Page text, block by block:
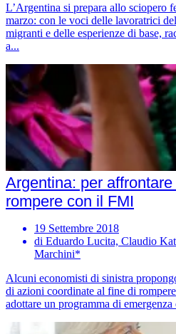
L’Argentina si prepara allo sciopero
marzo: con le voci delle lavoratrici
migranti e delle esperienze di base,
a...
Argentina: per
rompere con il FMI
19 Settembre 2018
di Eduardo Lucita, Claudio
Marchini*
Alcuni economisti di sinistra
di azioni coordinate al fine di
adottare un programma di emergenza